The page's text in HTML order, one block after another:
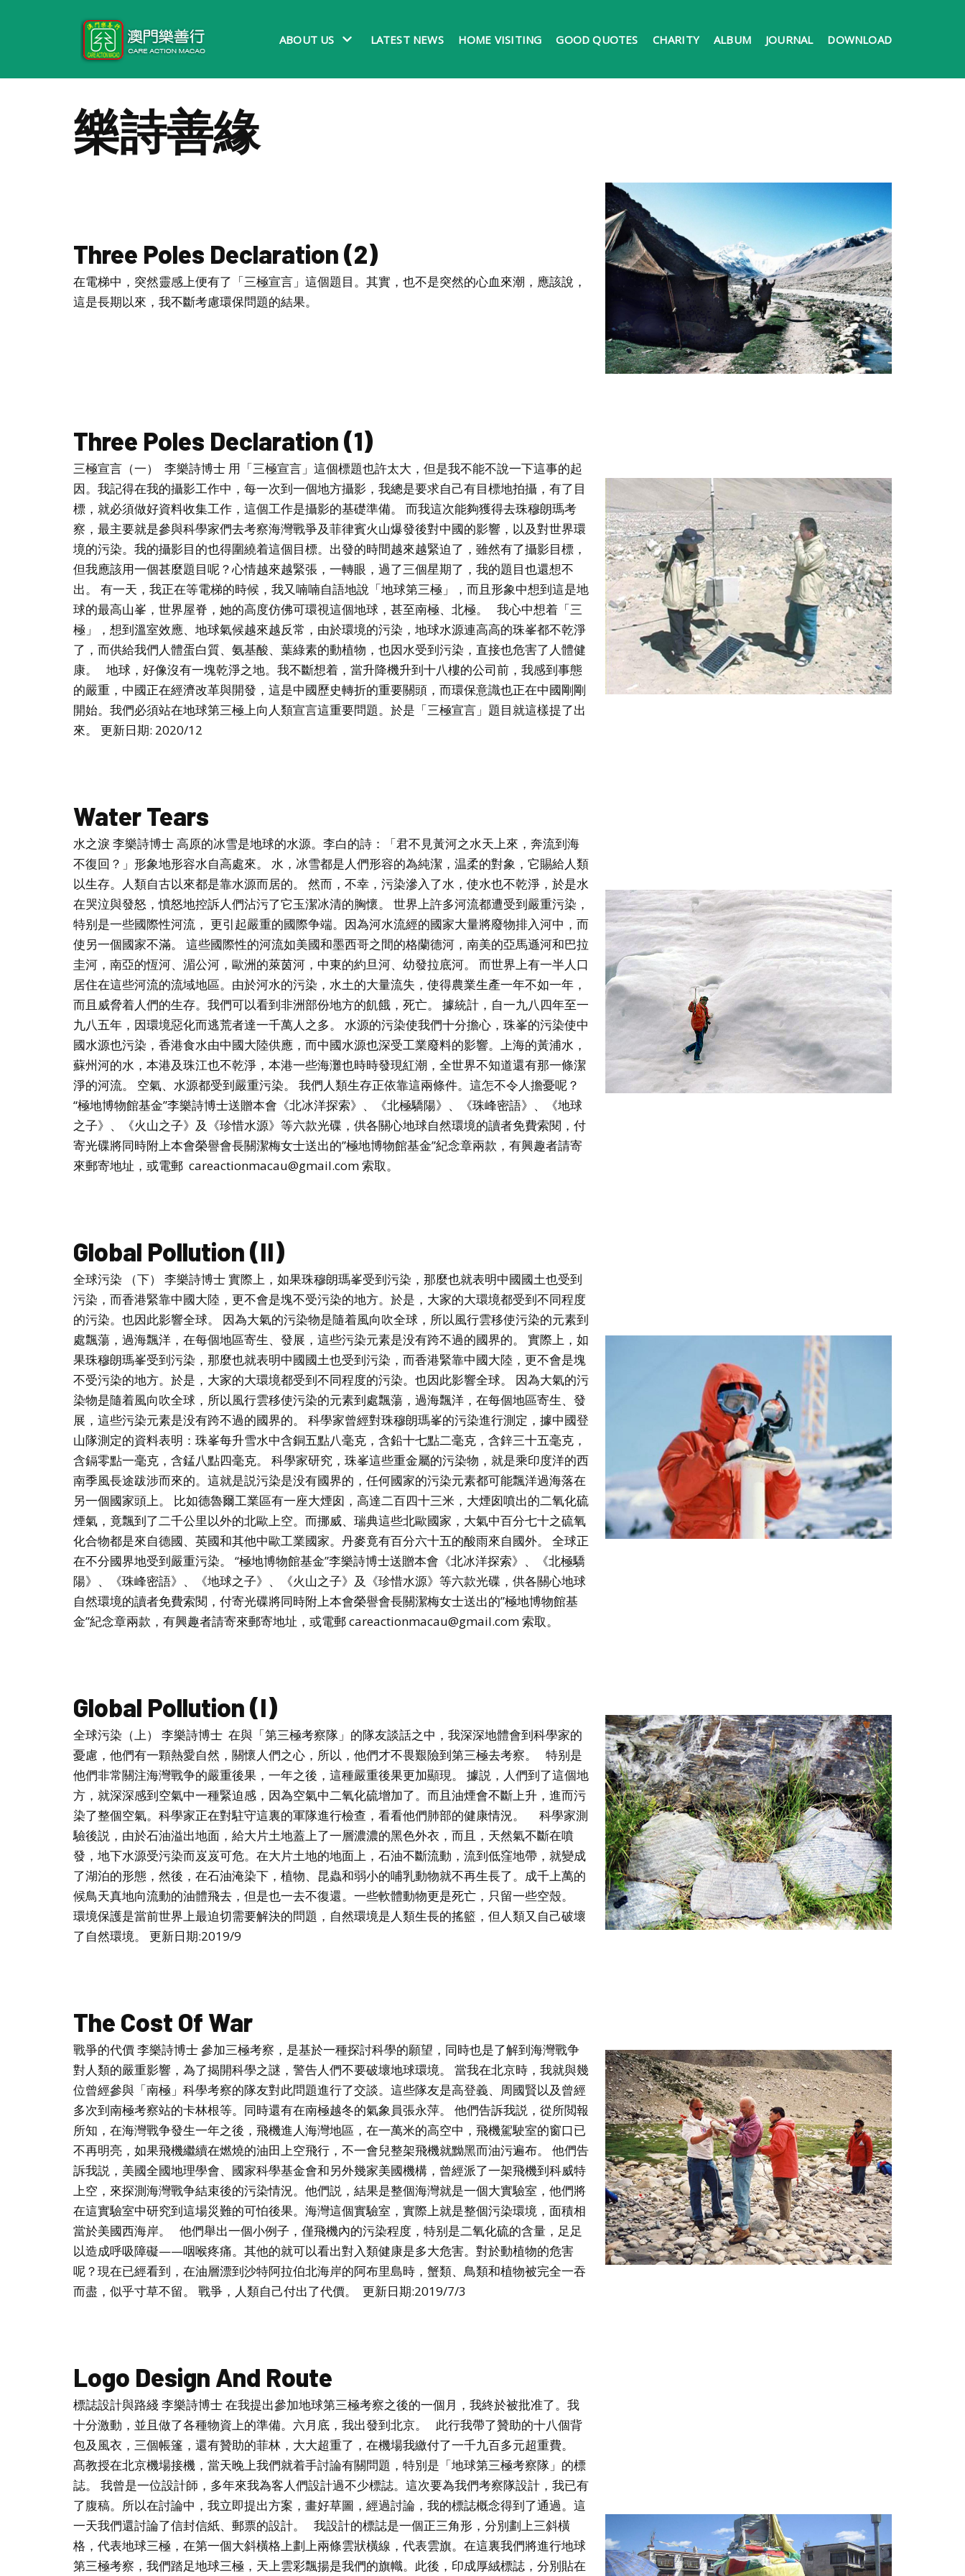
content
ABOUT US LATEST NEWS HOME VISITING GOOD QUOTES CHARITY ALBUM JOURNAL DOWNLOAD
樂詩善緣
Three Poles Declaration (2)
在電梯中，突然靈感上便有了「三極宣言」這個題目。其實，也不是突然的心血來潮，應該說，
這是長期以來，我不斷考慮環保問題的結果。
Three Poles Declaration (1)
三極宣言（一） 李樂詩博士 用「三極宣言」這個標題也許太大，但是我不能不說一下這事的起
因。我記得在我的攝影工作中，每一次到一個地方攝影，我總是要求自己有目標地拍攝，有了目
標，就必須做好資料收集工作，這個工作是攝影的基礎準備。 而我這次能夠獲得去珠穆朗瑪考
察，最主要就是參與科學家們去考察海灣戰爭及菲律賓火山爆發後對中國的影響，以及對世界環
境的污染。我的攝影目的也得圍繞着這個目標。出發的時間越來越緊迫了，雖然有了攝影目標，
但我應該用一個甚麼題目呢？心情越來越緊張，一轉眼，過了三個星期了，我的題目也還想不
出。 有一天，我正在等電梯的時候，我又喃喃自語地說「地球第三極」，而且形象中想到這是地
球的最高山峯，世界屋脊，她的高度仿佛可環視這個地球，甚至南極、北極。 我心中想着「三
極」，想到溫室效應、地球氣候越來越反常，由於環境的污染，地球水源連高高的珠峯都不乾淨
了，而供給我們人體蛋白質、氨基酸、葉綠素的動植物，也因水受到污染，直接也危害了人體健
康。 地球，好像沒有一塊乾淨之地。我不斷想着，當升降機升到十八樓的公司前，我感到事態
的嚴重，中國正在經濟改革與開發，這是中國歷史轉折的重要關頭，而環保意識也正在中國剛剛
開始。我們必須站在地球第三極上向人類宣言這重要問題。於是「三極宣言」題目就這樣提了出
來。 更新日期: 2020/12
Water Tears
水之淚 李樂詩博士 高原的冰雪是地球的水源。李白的詩：「君不見黃河之水天上來，奔流到海
不復回？」形象地形容水自高處來。 水，冰雪都是人們形容的為純潔，温柔的對象，它賜給人類
以生存。人類自古以來都是靠水源而居的。 然而，不幸，污染滲入了水，使水也不乾淨，於是水
在哭泣與發怒，憤怒地控訴人們沾污了它玉潔冰清的胸懷。 世界上許多河流都遭受到嚴重污染，
特别是一些國際性河流， 更引起嚴重的國際争端。因為河水流經的國家大量將廢物排入河中，而
使另一個國家不滿。 這些國際性的河流如美國和墨西哥之間的格蘭德河，南美的亞馬遜河和巴拉
圭河，南亞的恆河、湄公河，歐洲的萊茵河，中東的約旦河、幼發拉底河。 而世界上有一半人口
居住在這些河流的流域地區。由於河水的污染，水土的大量流失，使得農業生產一年不如一年，
而且威脅着人們的生存。我們可以看到非洲部份地方的飢餓，死亡。 據統計，自一九八四年至一
九八五年，因環境惡化而逃荒者達一千萬人之多。 水源的污染使我們十分擔心，珠峯的污染使中
國水源也污染，香港食水由中國大陸供應，而中國水源也深受工業廢料的影響。上海的黃浦水，
蘇州河的水，本港及珠江也不乾淨，本港一些海灘也時時發現紅潮，全世界不知道還有那一條潔
淨的河流。 空氣、水源都受到嚴重污染。 我們人類生存正依靠這兩條件。這怎不令人擔憂呢？
“極地博物館基金”李樂詩博士送贈本會《北冰洋探索》、《北極驕陽》、《珠峰密語》、《地球
之子》、《火山之子》及《珍惜水源》等六款光碟，供各關心地球自然環境的讀者免費索閱，付
寄光碟將同時附上本會榮譽會長關潔梅女士送出的”極地博物館基金”紀念章兩款，有興趣者請寄
來郵寄地址，或電郵 careactionmacau@gmail.com 索取。
Global Pollution (II)
全球污染 （下） 李樂詩博士 實際上，如果珠穆朗瑪峯受到污染，那麼也就表明中國國土也受到
污染，而香港緊靠中國大陸，更不會是塊不受污染的地方。於是，大家的大環境都受到不同程度
的污染。也因此影響全球。 因為大氣的污染物是隨着風向吹全球，所以風行雲移使污染的元素到
處飄蕩，過海飄洋，在每個地區寄生、發展，這些污染元素是没有跨不過的國界的。 實際上，如
果珠穆朗瑪峯受到污染，那麼也就表明中國國土也受到污染，而香港緊靠中國大陸，更不會是塊
不受污染的地方。於是，大家的大環境都受到不同程度的污染。也因此影響全球。 因為大氣的污
染物是隨着風向吹全球，所以風行雲移使污染的元素到處飄蕩，過海飄洋，在每個地區寄生、發
展，這些污染元素是没有跨不過的國界的。 科學家曾經對珠穆朗瑪峯的污染進行測定，據中國登
山隊測定的資料表明：珠峯每升雪水中含銅五點八毫克，含鉛十七點二毫克，含鋅三十五毫克，
含鎘零點一毫克，含錳八點四毫克。 科學家研究，珠峯這些重金屬的污染物，就是乘印度洋的西
南季風長途跋涉而來的。這就是説污染是没有國界的，任何國家的污染元素都可能飄洋過海落在
另一個國家頭上。 比如德魯爾工業區有一座大煙囱，高達二百四十三米，大煙囱噴出的二氧化硫
煙氣，竟飄到了二千公里以外的北歐上空。而挪威、瑞典這些北歐國家，大氣中百分七十之硫氧
化合物都是來自德國、英國和其他中歐工業國家。丹麥竟有百分六十五的酸雨來自國外。 全球正
在不分國界地受到嚴重污染。 “極地博物館基金”李樂詩博士送贈本會《北冰洋探索》、《北極驕
陽》、《珠峰密語》、《地球之子》、《火山之子》及《珍惜水源》等六款光碟，供各關心地球
自然環境的讀者免費索閱，付寄光碟將同時附上本會榮譽會長關潔梅女士送出的”極地博物館基
金”紀念章兩款，有興趣者請寄來郵寄地址，或電郵 careactionmacau@gmail.com 索取。
Global Pollution (I)
全球污染（上） 李樂詩博士 在與「第三極考察隊」的隊友談話之中，我深深地體會到科學家的
憂慮，他們有一顆熱愛自然，關懷人們之心，所以，他們才不畏艱險到第三極去考察。 特别是
他們非常關注海灣戰争的嚴重後果，一年之後，這種嚴重後果更加顯現。 據説，人們到了這個地
方，就深深感到空氣中一種緊迫感，因為空氣中二氧化硫增加了。而且油煙會不斷上升，進而污
染了整個空氣。科學家正在對駐守這裏的軍隊進行檢查，看看他們肺部的健康情況。 科學家測
驗後説，由於石油溢出地面，給大片土地蓋上了一層濃濃的黑色外衣，而且，天然氣不斷在噴
發，地下水源受污染而岌岌可危。在大片土地的地面上，石油不斷流動，流到低窪地帶，就變成
了湖泊的形態，然後，在石油淹染下，植物、昆蟲和弱小的哺乳動物就不再生長了。成千上萬的
候鳥天真地向流動的油體飛去，但是也一去不復還。一些軟體動物更是死亡，只留一些空殼。
環境保護是當前世界上最迫切需要解決的問題，自然環境是人類生長的搖籃，但人類又自己破壞
了自然環境。 更新日期:2019/9
The Cost Of War
戰爭的代價 李樂詩博士 參加三極考察，是基於一種探討科學的願望，同時也是了解到海灣戰争
對人類的嚴重影響，為了揭開科學之謎，警告人們不要破壞地球環境。 當我在北京時，我就與幾
位曾經參與「南極」科學考察的隊友對此問題進行了交談。這些隊友是高登義、周國賢以及曾經
多次到南極考察站的卡林根等。同時還有在南極越冬的氣象員張永萍。 他們告訴我説，從所閲報
所知，在海灣戰争發生一年之後，飛機進人海灣地區，在一萬米的高空中，飛機駕駛室的窗口已
不再明亮，如果飛機繼續在燃燒的油田上空飛行，不一會兒整架飛機就黝黑而油污遍布。 他們告
訴我説，美國全國地理學會、國家科學基金會和另外幾家美國機構，曾經派了一架飛機到科威特
上空，來探測海灣戰争結束後的污染情況。他們説，結果是整個海灣就是一個大實驗室，他們將
在這實驗室中研究到這場災難的可怕後果。海灣這個實驗室，實際上就是整個污染環境，面積相
當於美國西海岸。 他們舉出一個小例子，僅飛機內的污染程度，特别是二氧化硫的含量，足足
以造成呼吸障礙——咽喉疼痛。其他的就可以看出對入類健康是多大危害。對於動植物的危害
呢？現在已經看到，在油層漂到沙特阿拉伯北海岸的阿布里島時，蟹類、鳥類和植物被完全一吞
而盡，似乎寸草不留。 戰爭，人類自己付出了代價。 更新日期:2019/7/3
Logo Design And Route
標誌設計與路綫 李樂詩博士 在我提出參加地球第三極考察之後的一個月，我終於被批准了。我
十分激動，並且做了各種物資上的準備。六月底，我出發到北京。 此行我帶了贊助的十八個背
包及風衣，三個帳篷，還有贊助的菲林，大大超重了，在機場我繳付了一千九百多元超重費。
髙教授在北京機場接機，當天晚上我們就着手討論有關問題，特別是「地球第三極考察隊」的標
誌。 我曾是一位設計師，多年來我為客人們設計過不少標誌。這次要為我們考察隊設計，我已有
了腹稿。所以在討論中，我立即提出方案，畫好草圖，經過討論，我的標誌概念得到了通過。這
一天我們還討論了信封信紙、郵票的設計。 我設計的標誌是一個正三角形，分別劃上三斜橫
格，代表地球三極，在第一個大斜橫格上劃上兩條雲狀橫線，代表雲旗。在這裏我們將進行地球
第三極考察，我們踏足地球三極，天上雲彩飄揚是我們的旗幟。此後，印成厚絨標誌，分別貼在